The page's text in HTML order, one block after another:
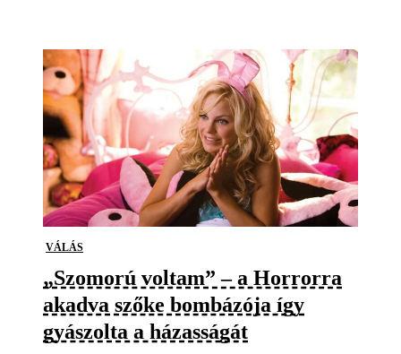
VÁLÁS
„Szomorú voltam” – a Horrorra
akadva szőke bombázója így
gyászolta a házasságát